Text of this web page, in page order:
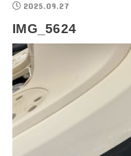
2025.09.27
IMG_5624